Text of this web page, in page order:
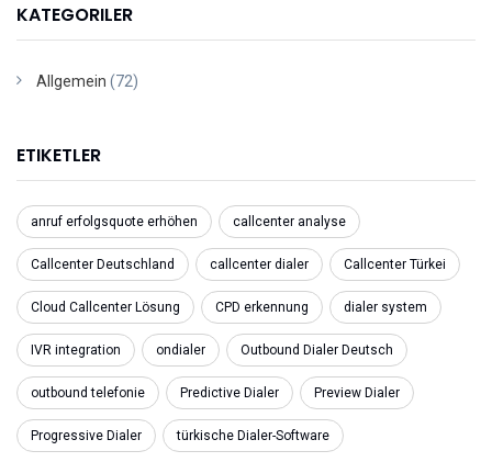
KATEGORILER
Allgemein (72)
ETIKETLER
anruf erfolgsquote erhöhen callcenter analyse
Callcenter Deutschland callcenter dialer Callcenter Türkei
Cloud Callcenter Lösung CPD erkennung dialer system
IVR integration ondialer Outbound Dialer Deutsch
outbound telefonie Predictive Dialer Preview Dialer
Progressive Dialer türkische Dialer-Software